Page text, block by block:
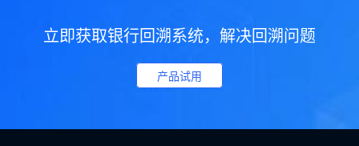
立即获取银行回溯系统，解决回溯问题
产品试用